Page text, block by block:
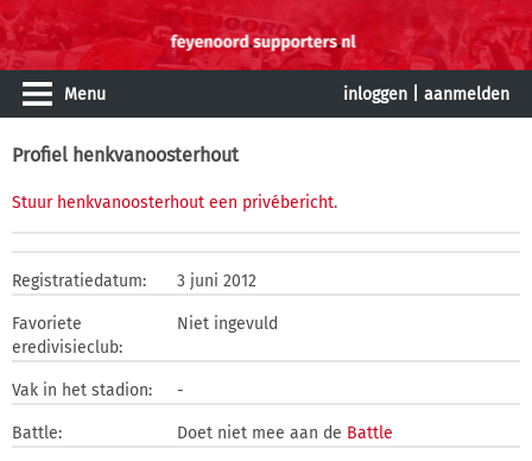
Menu inloggen aanmelden
Profiel henkvanoosterhout
Stuur henkvanoosterhout een privébericht.
Registratiedatum: 3 juni 2012
Favoriete
eredivisieclub:
Niet ingevuld
Vak in het stadion: -
Battle: Doet niet mee aan de Battle